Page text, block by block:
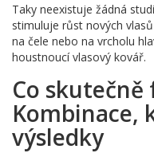
Taky neexistuje žádná
stimuluje růst nových
na čele nebo na vrcholu
houstnoucí vlasový kovář.
Co skutečně
Kombinace,
výsledky